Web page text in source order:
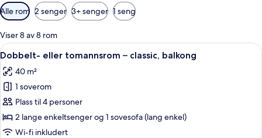
Tilgjengelige
filtre
for
rom
Alle rom 2 senger 3+ senger 1 seng
Viser 8 av 8 rom
Åpne
alle
bildene
av
Dobbelt-
eller
tomannsrom
Minibar, safe på rommet,
3
Dobbelt- eller tomannsrom – classic, balkong
40 m²
1 soverom
Plass til 4 personer
2 lange enkeltsenger og 1 sovesofa (lang enkel)
Wi-fi inkludert